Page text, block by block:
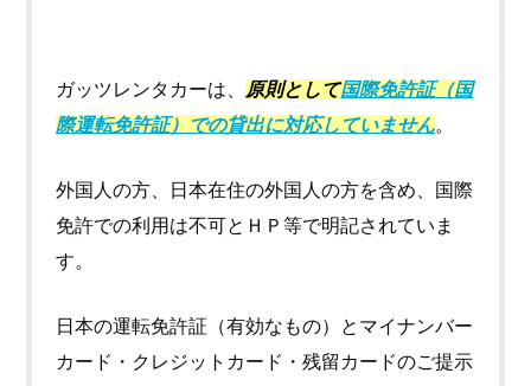
ガッツレンタカーは、 原則として国際免許証（国
際運転免許証）での貸出に対応していません。
外国人の方、日本在住の外国人の方を含め、国際
免許での利用は不可とＨＰ等で明記されていま
す。
日本の運転免許証（有効なもの）とマイナンバー
カード・クレジットカード・残留カードのご提示